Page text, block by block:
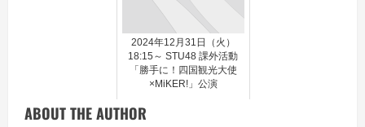
2024年12月31日（火）
18:15～ STU48 課外活動
「勝手に！四国観光大使
×MiKER!」公演
ABOUT THE AUTHOR